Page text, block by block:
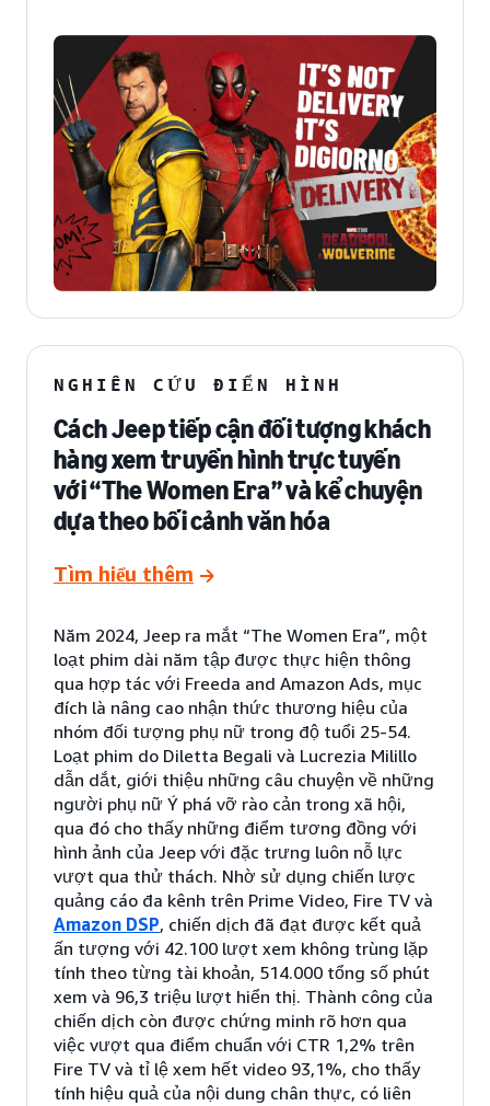
NGHIÊN CỨU ĐIỂN HÌNH
Cách Jeep tiếp cận đối tượng khách
hàng xem truyền hình trực tuyến
với “The Women Era” và kể chuyện
dựa theo bối cảnh văn hóa
Tìm hiểu thêm
Năm 2024, Jeep ra mắt “The Women Era”, một
loạt phim dài năm tập được thực hiện thông
qua hợp tác với Freeda and Amazon Ads, mục
đích là nâng cao nhận thức thương hiệu của
nhóm đối tượng phụ nữ trong độ tuổi 25-54.
Loạt phim do Diletta Begali và Lucrezia Milillo
dẫn dắt, giới thiệu những câu chuyện về những
người phụ nữ Ý phá vỡ rào cản trong xã hội,
qua đó cho thấy những điểm tương đồng với
hình ảnh của Jeep với đặc trưng luôn nỗ lực
vượt qua thử thách. Nhờ sử dụng chiến lược
quảng cáo đa kênh trên Prime Video, Fire TV và
Amazon DSP, chiến dịch đã đạt được kết quả
ấn tượng với 42.100 lượt xem không trùng lặp
tính theo từng tài khoản, 514.000 tổng số phút
xem và 96,3 triệu lượt hiển thị. Thành công của
chiến dịch còn được chứng minh rõ hơn qua
việc vượt qua điểm chuẩn với CTR 1,2% trên
Fire TV và tỉ lệ xem hết video 93,1%, cho thấy
tính hiệu quả của nội dung chân thực, có liên